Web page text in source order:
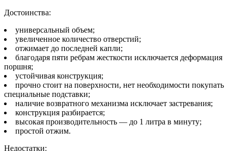
Достоинства:
универсальный объем;
увеличенное количество отверстий;
отжимает до последней капли;
благодаря пяти ребрам жесткости исключается деформация
поршня;
устойчивая конструкция;
прочно стоит на поверхности, нет необходимости покупать
специальные подставки;
наличие возвратного механизма исключает застревания;
конструкция разбирается;
высокая производительность — до 1 литра в минуту;
простой отжим.
Недостатки: